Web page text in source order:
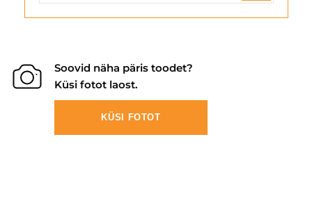
Soovid näha päris toodet?
Küsi fotot laost.
KÜSI FOTOT